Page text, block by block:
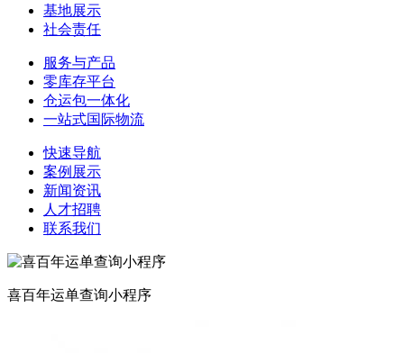
基地展示
社会责任
服务与产品
零库存平台
仓运包一体化
一站式国际物流
快速导航
案例展示
新闻资讯
人才招聘
联系我们
喜百年运单查询小程序